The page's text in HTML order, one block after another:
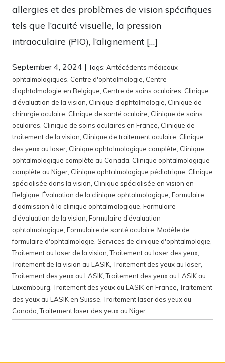
allergies et des problèmes de vision spécifiques
tels que l’acuité visuelle, la pression
intraoculaire (PIO), l’alignement […]
September 4, 2024 |Tags: Antécédents médicaux
ophtalmologiques Centre d'ophtalmologie Centre
d'ophtalmologie en Belgique Centre de soins oculaires Clinique
d'évaluation de la vision Clinique d'ophtalmologie Clinique de
chirurgie oculaire Clinique de santé oculaire Clinique de soins
oculaires Clinique de soins oculaires en France Clinique de
traitement de la vision Clinique de traitement oculaire Clinique
des yeux au laser Clinique ophtalmologique complète Clinique
ophtalmologique complète au Canada Clinique ophtalmologique
complète au Niger Clinique ophtalmologique pédiatrique Clinique
spécialisée dans la vision Clinique spécialisée en vision en
Belgique Évaluation de la clinique ophtalmologique Formulaire
d'admission à la clinique ophtalmologique Formulaire
d'évaluation de la vision Formulaire d'évaluation
ophtalmologique Formulaire de santé oculaire Modèle de
formulaire d'ophtalmologie Services de clinique d'ophtalmologie
Traitement au laser de la vision ,Traitement au laser des yeux
Traitement de la vision au LASIK ,Traitement des yeux au laser
Traitement des yeux au LASIK ,Traitement des yeux au LASIK au
Luxembourg ,Traitement des yeux au LASIK en France ,Traitement
des yeux au LASIK en Suisse ,Traitement laser des yeux au
Canada ,Traitement laser des yeux au Niger